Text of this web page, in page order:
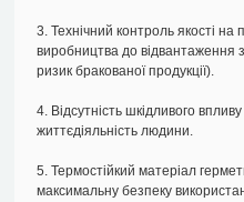
3. Технічний контроль якості на
виробництва до відвантаження
ризик бракованої продукції).
4. Відсутність шкідливого
життєдіяльність людини.
5. Термостійкий матеріал
максимальну безпеку